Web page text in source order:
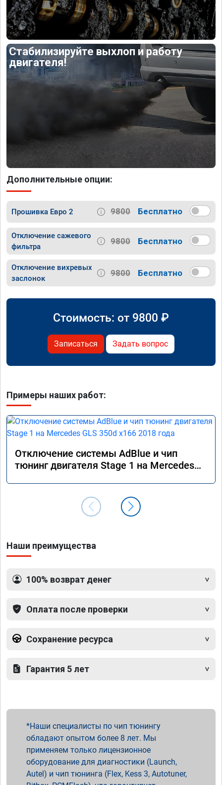
Стабилизируйте выхлоп и работу
двигателя!
Дополнительные опции:
Прошивка Евро 2 9800 Бесплатно
Отключение сажевого
фильтра
9800 Бесплатно
Отключение вихревых
заслонок
9800 Бесплатно
Стоимость: от 9800 ₽
Записаться Задать вопрос
Примеры наших работ:
Отключение системы AdBlue и чип
тюнинг двигателя Stage 1 на Mercedes
Наши преимущества
100% возврат денег
Оплата после проверки
Сохранение ресурса
Гарантия 5 лет
Наши специалисты по чип тюнингу
обладают опытом более 8 лет. Мы
применяем только лицензионное
оборудование для диагностики (Launch,
Autel) и чип тюнинга (Flex, Kess 3, Autotuner,